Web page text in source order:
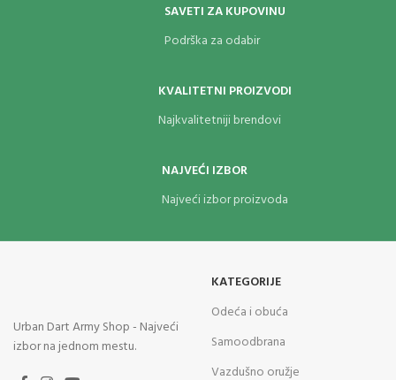
SAVETI ZA KUPOVINU
Podrška za odabir
KVALITETNI PROIZVODI
Najkvalitetniji brendovi
NAJVEĆI IZBOR
Najveći izbor proizvoda
Urban Dart Army Shop - Najveći
izbor na jednom mestu.
KATEGORIJE
Odeća i obuća
Samoodbrana
Vazdušno oružje